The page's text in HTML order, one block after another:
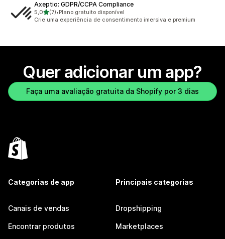
Axeptio: GDPR/CCPA Compliance
5,0de 5 estrelas
(7)
7 avaliações ao todo
•Plano gratuito disponível
Crie uma experiência de consentimento imersiva e premium
Quer adicionar um app?
Faça uma avaliação gratuita da Shopify por 3 dias
Categorias de app
Canais de vendas
Encontrar produtos
Principais categorias
Dropshipping
Marketplaces